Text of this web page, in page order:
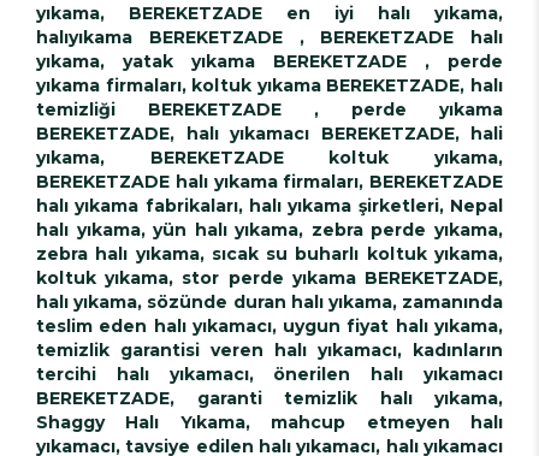
yıkama, BEREKETZADE en iyi halı yıkama,
halıyıkama BEREKETZADE , BEREKETZADE halı
yıkama, yatak yıkama BEREKETZADE , perde
yıkama firmaları, koltuk yıkama BEREKETZADE, halı
temizliği BEREKETZADE , perde yıkama
BEREKETZADE, halı yıkamacı BEREKETZADE, hali
yıkama, BEREKETZADE koltuk yıkama,
BEREKETZADE halı yıkama firmaları, BEREKETZADE
halı yıkama fabrikaları, halı yıkama şirketleri, Nepal
halı yıkama, yün halı yıkama, zebra perde yıkama,
zebra halı yıkama, sıcak su buharlı koltuk yıkama,
koltuk yıkama, stor perde yıkama BEREKETZADE,
halı yıkama, sözünde duran halı yıkama, zamanında
teslim eden halı yıkamacı, uygun fiyat halı yıkama,
temizlik garantisi veren halı yıkamacı, kadınların
tercihi halı yıkamacı, önerilen halı yıkamacı
BEREKETZADE, garanti temizlik halı yıkama,
Shaggy Halı Yıkama, mahcup etmeyen halı
yıkamacı, tavsiye edilen halı yıkamacı, halı yıkamacı